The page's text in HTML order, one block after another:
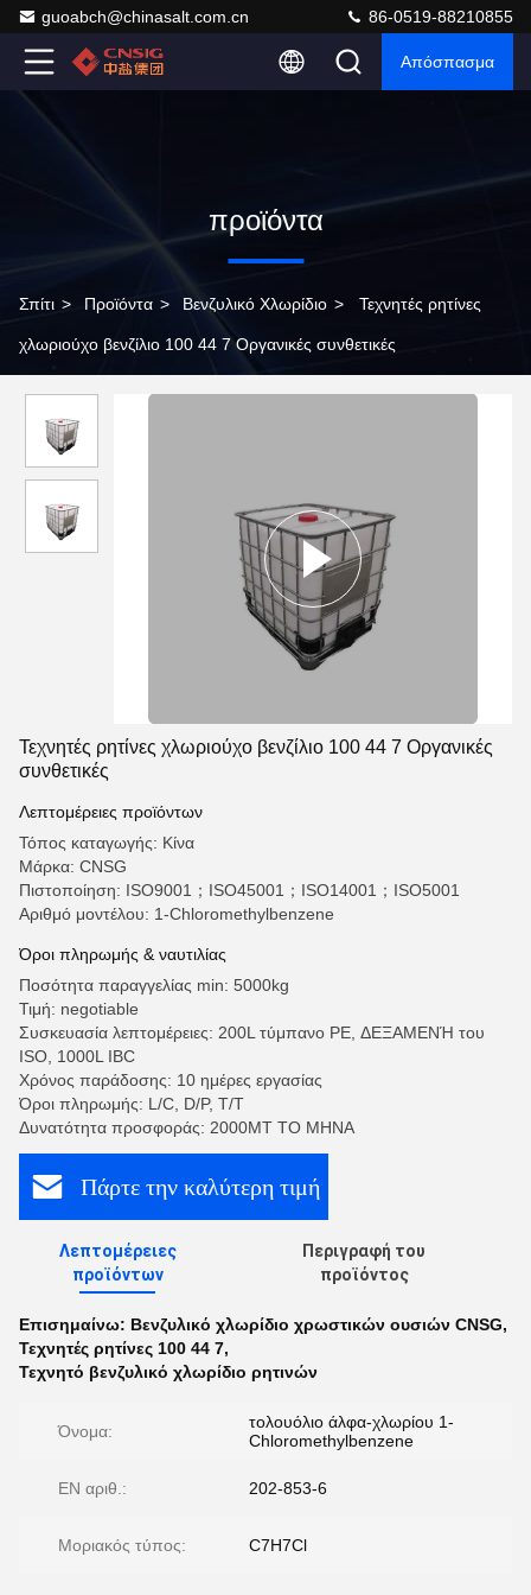
guoabch@chinasalt.com.cn 86-0519-88210855
Απόσπασμα
προϊόντα
Σπίτι > Προϊόντα > Βενζυλικό Χλωρίδιο > Τεχνητές ρητίνες
χλωριούχο βενζίλιο 100 44 7 Οργανικές συνθετικές
Τεχνητές ρητίνες χλωριούχο βενζίλιο 100 44 7 Οργανικές
συνθετικές
Λεπτομέρειες προϊόντων
Τόπος καταγωγής: Κίνα
Μάρκα: CNSG
Πιστοποίηση: ISO9001；ISO45001；ISO14001；ISO5001
Αριθμό μοντέλου: 1-Chloromethylbenzene
Όροι πληρωμής & ναυτιλίας
Ποσότητα παραγγελίας min: 5000kg
Τιμή: negotiable
Συσκευασία λεπτομέρειες: 200L τύμπανο PE, ΔΕΞΑΜΕΝΉ του
ISO, 1000L IBC
Χρόνος παράδοσης: 10 ημέρες εργασίας
Όροι πληρωμής: L/C, D/P, T/T
Δυνατότητα προσφοράς: 2000MT ΤΟ ΜΗΝΑ
Πάρτε την καλύτερη τιμή
Λεπτομέρειες
προϊόντων
Περιγραφή του
προϊόντος
Επισημαίνω: Βενζυλικό χλωρίδιο χρωστικών ουσιών CNSG,
Τεχνητές ρητίνες 100 44 7,
Τεχνητό βενζυλικό χλωρίδιο ρητινών
Όνομα:
τολουόλιο άλφα-χλωρίου 1-
Chloromethylbenzene
EN αριθ.: 202-853-6
Μοριακός τύπος: C7H7Cl